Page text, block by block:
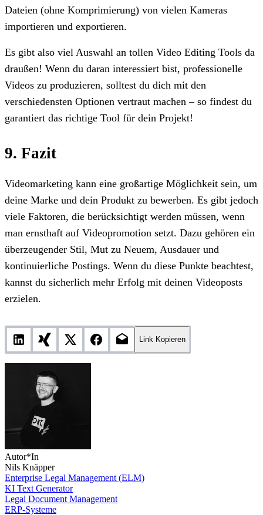
Dateien (ohne Komprimierung) von vielen Kameras
importieren und exportieren.
Es gibt also viel Auswahl an tollen Video Editing Tools da
draußen! Wenn du daran interessiert bist, professionelle
Videos zu produzieren, solltest du dich mit den
verschiedensten Optionen vertraut machen – so findest du
garantiert das richtige Tool für dein Projekt!
9. Fazit
Videomarketing kann eine großartige Möglichkeit sein, um
deine Marke und dein Produkt zu bewerben. Es gibt jedoch
viele Faktoren, die berücksichtigt werden müssen, wenn
man ernsthaft auf Videopromotion setzt. Dazu gehören ein
überzeugender Stil, Mut zu Neuem, Ausdauer und
kontinuierliche Postings. Wenn du diese Punkte beachtest,
kannst du sicherlich mehr Erfolg mit deinen Videoposts
erzielen.
Link Kopieren
Autor*In
Nils Knäpper
Enterprise Legal Management (ELM)
KI Text Generator
Legal Document Management
ERP-Systeme